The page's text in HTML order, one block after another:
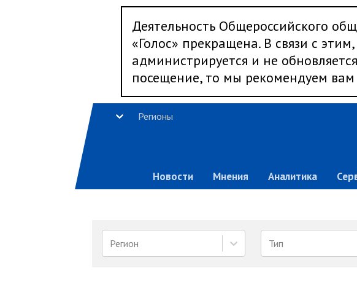
Деятельность Общероссийского
«Голос» прекращена. В связи с
администрируется и не
посещение, то мы рекомендуем вам
Регионы
Новости Мнения Аналитика
Регион Тип